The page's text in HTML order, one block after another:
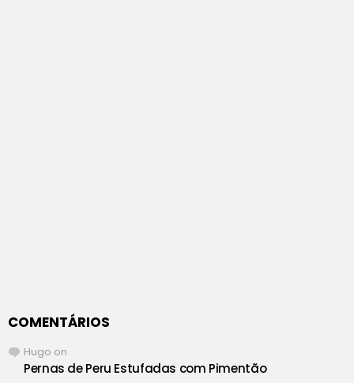
COMENTÁRIOS
Hugo on
Pernas de Peru Estufadas com Pimentão